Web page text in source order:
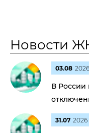
Новости
03.08 2026
В России
31.07 2026